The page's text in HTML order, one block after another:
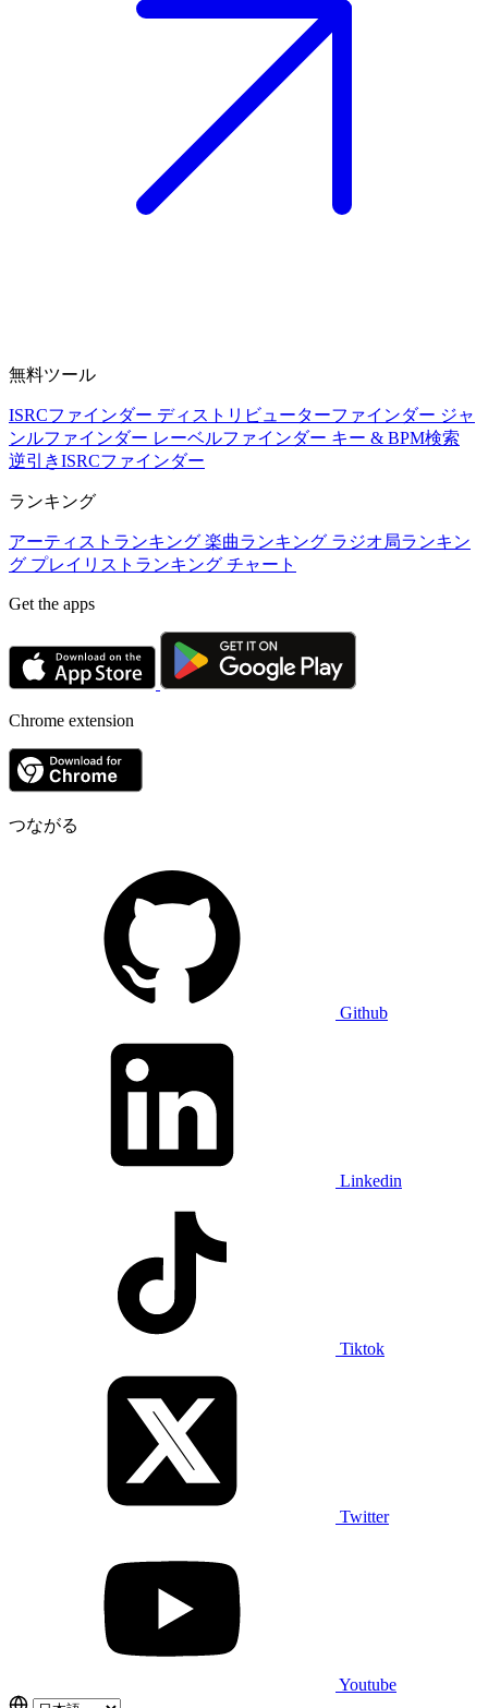
無料ツール
ISRCファインダー ディストリビューターファインダー ジャ
ンルファインダー レーベルファインダー キー & BPM検索
逆引きISRCファインダー
ランキング
アーティストランキング 楽曲ランキング ラジオ局ランキン
グ プレイリストランキング チャート
Get the apps
Chrome extension
つながる
Github
Linkedin
Tiktok
Twitter
Youtube